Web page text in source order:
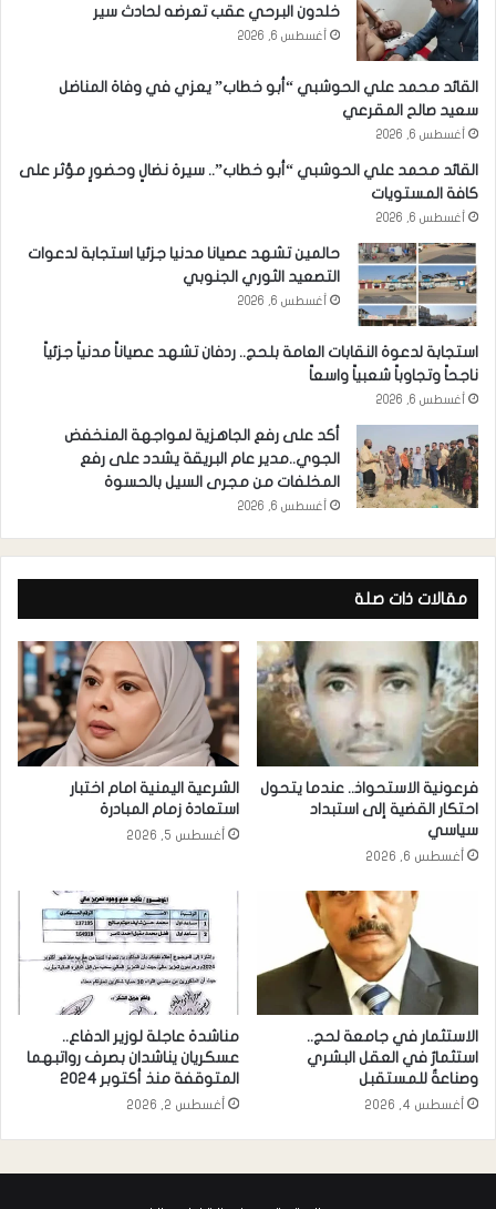
خلدون البرحي عقب تعرضه لحادث سير
أغسطس 6, 2026
القائد محمد علي الحوشبي “أبو خطاب” يعزي في وفاة المناضل
سعيد صالح المقرعي
أغسطس 6, 2026
القائد محمد علي الحوشبي “أبو خطاب”.. سيرة نضالٍ وحضورٍ مؤثر على
كافة المستويات
أغسطس 6, 2026
حالمين تشهد عصيانا مدنيا جزئيا استجابة لدعوات
التصعيد الثوري الجنوبي
أغسطس 6, 2026
استجابة لدعوة النقابات العامة بلحج.. ردفان تشهد عصياناً مدنياً جزئياً
ناجحاً وتجاوباً شعبياً واسعاً
أغسطس 6, 2026
أكد على رفع الجاهزية لمواجهة المنخفض
الجوي..مدير عام البريقة يشدد على رفع
المخلفات من مجرى السيل بالحسوة
أغسطس 6, 2026
مقالات ذات صلة
فرعونية الاستحواذ.. عندما يتحول
احتكار القضية إلى استبداد
سياسي
أغسطس 6, 2026
الشرعية اليمنية امام اختبار
استعادة زمام المبادرة
أغسطس 5, 2026
الاستثمار في جامعة لحج..
استثمارٌ في العقل البشري
وصناعةٌ للمستقبل
أغسطس 4, 2026
مناشدة عاجلة لوزير الدفاع..
عسكريان يناشدان بصرف رواتبهما
المتوقفة منذ أكتوبر 2024
أغسطس 2, 2026